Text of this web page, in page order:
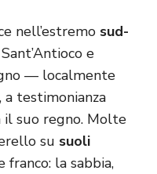
nell’estremo sud-
e
— localmente
, a testimonianza
suo regno. Molte
su suoli
franco: la sabbia,